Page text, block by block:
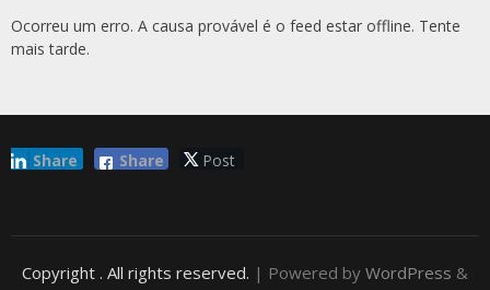
Ocorreu um erro. A causa provável é o feed estar offline. Tente
mais tarde.
Share Post
Share
Copyright . All rights reserved. | Powered by WordPress &